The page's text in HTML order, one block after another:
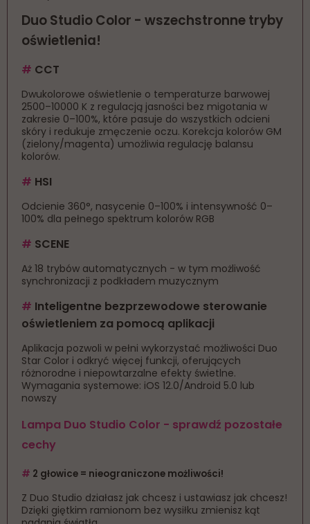
Jakie tryby oświetlenia ma lampa Duo Studio
Color?
Czy lampa Duo Studio Color nadaje się do
pracy z telefonem?
Jaki jest wskaźnik CRI lampy Duo Studio Color?
Color?
Duo Studio Color - wszechstronne tryby
oświetlenia!
# CCT
Dwukolorowe oświetlenie o temperaturze barwowej
2500–10000 K z regulacją jasności bez migotania w
zakresie 0–100%, które pasuje do wszystkich odcieni
skóry i redukuje zmęczenie oczu. Korekcja kolorów GM
(zielony/magenta) umożliwia regulację balansu
kolorów.
# HSI
Odcienie 360°, nasycenie 0–100% i intensywność 0–
100% dla pełnego spektrum kolorów RGB
# SCENE
Aż 18 trybów automatycznych - w tym możliwość
synchronizacji z podkładem muzycznym
# Inteligentne bezprzewodowe sterowanie
oświetleniem za pomocą aplikacji
Aplikacja pozwoli w pełni wykorzystać możliwości Duo
Star Color i odkryć więcej funkcji, oferujących
różnorodne i niepowtarzalne efekty świetlne.
Wymagania systemowe: iOS 12.0/Android 5.0 lub
nowszy
Lampa Duo Studio Color - sprawdź pozostałe
cechy
# 2 głowice = nieograniczone możliwości!
Z Duo Studio działasz jak chcesz i ustawiasz jak chcesz!
Dzięki giętkim ramionom bez wysiłku zmienisz kąt